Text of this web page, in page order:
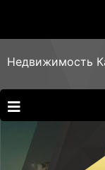
Недвижимость